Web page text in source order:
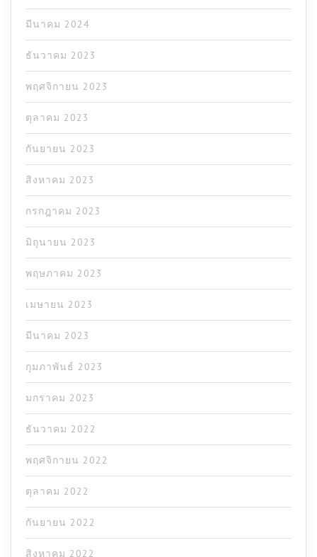
มีนาคม 2024
ธันวาคม 2023
พฤศจิกายน 2023
ตุลาคม 2023
กันยายน 2023
สิงหาคม 2023
กรกฎาคม 2023
มิถุนายน 2023
พฤษภาคม 2023
เมษายน 2023
มีนาคม 2023
กุมภาพันธ์ 2023
มกราคม 2023
ธันวาคม 2022
พฤศจิกายน 2022
ตุลาคม 2022
กันยายน 2022
สิงหาคม 2022